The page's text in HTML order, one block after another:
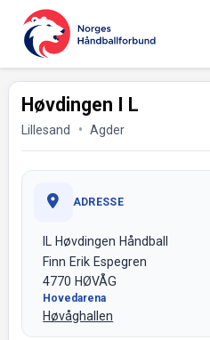
Høvdingen I L
Lillesand Agder
ADRESSE
IL Høvdingen Håndball
Finn Erik Espegren
4770 HØVÅG
Hovedarena
Høvåghallen